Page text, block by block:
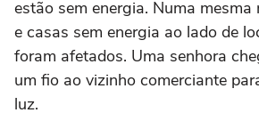
estão sem energia. Numa mesma
e casas sem energia ao lado de
foram afetados. Uma senhora
um fio ao vizinho comerciante
luz.